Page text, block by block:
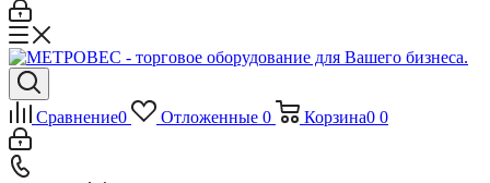
Сравнение0 Отложенные 0 Корзина0 0